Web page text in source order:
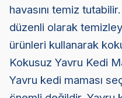
havasını temiz
düzenli olarak
ürünleri kullanarak
Kokusuz Yavru Kedi
Yavru kedi maması